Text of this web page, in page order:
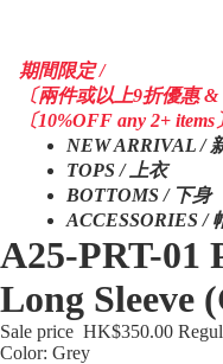
期間限定 /
〔兩件或以上9折優惠
〔10%OFF any 2+ items
NEW ARRIVAL /
TOPS / 上衣
BOTTOMS / 下身
ACCESSORIES /
A25-PRT-01
Long Sleeve
Sale price HK$350.00
Color: Grey